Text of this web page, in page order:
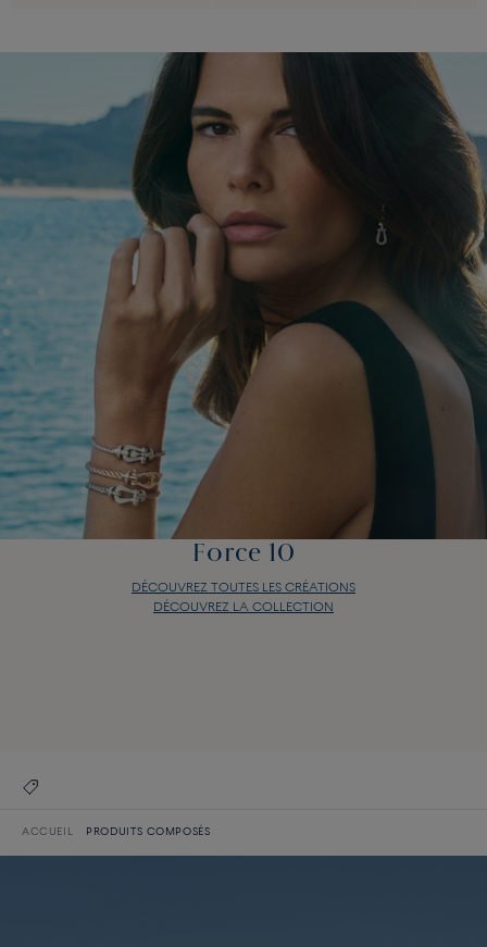
Force 10
DÉCOUVREZ TOUTES LES CRÉATIONS
DÉCOUVREZ LA COLLECTION
ACCUEIL PRODUITS COMPOSÉS